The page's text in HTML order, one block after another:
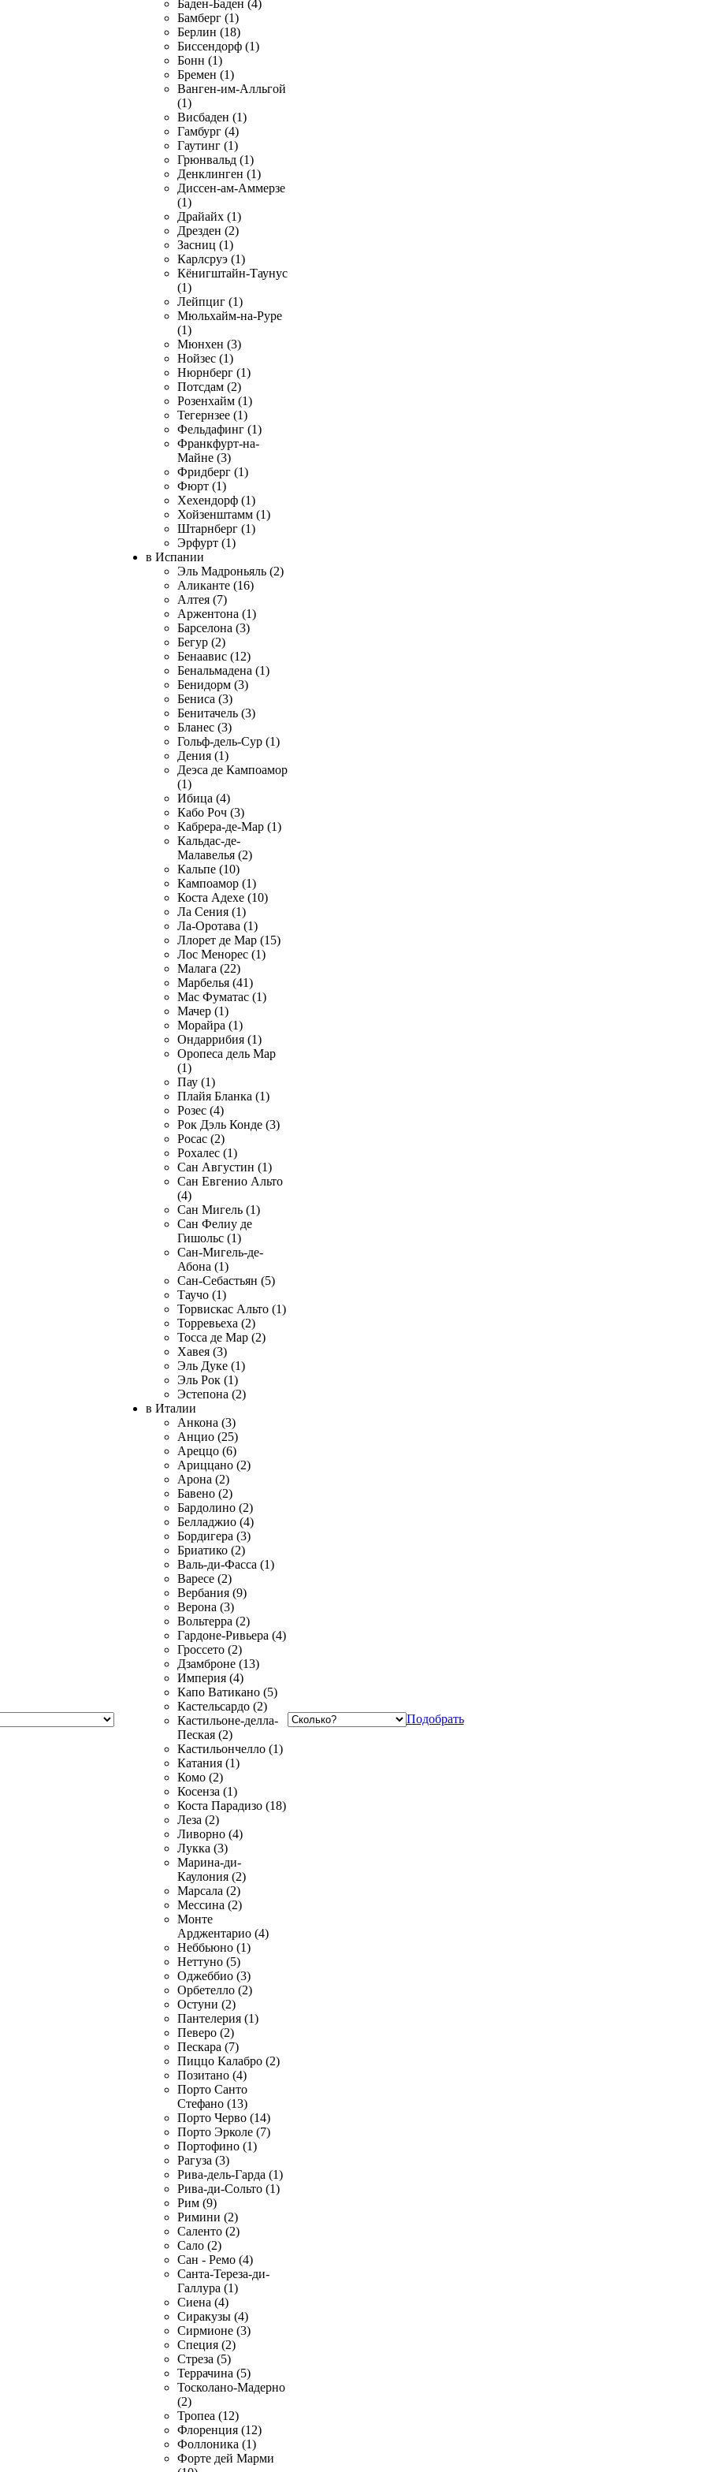
Баден-Баден (4)
Бамберг (1)
Берлин (18)
Биссендорф (1)
Бонн (1)
Бремен (1)
Ванген-им-Алльгой
(1)
Висбаден (1)
Гамбург (4)
Гаутинг (1)
Грюнвальд (1)
Денклинген (1)
Диссен-ам-Аммерзе
(1)
Драйайх (1)
Дрезден (2)
Засниц (1)
Карлсруэ (1)
Кёнигштайн-Таунус
(1)
Лейпциг (1)
Мюльхайм-на-Руре
(1)
Мюнхен (3)
Нойзес (1)
Нюрнберг (1)
Потсдам (2)
Розенхайм (1)
Тегернзее (1)
Фельдафинг (1)
Франкфурт-на-
Майне (3)
Фридберг (1)
Фюрт (1)
Хехендорф (1)
Хойзенштамм (1)
Штарнберг (1)
Эрфурт (1)
в Испании
Эль Мадроньяль (2)
Аликанте (16)
Алтея (7)
Аржентона (1)
Барселона (3)
Бегур (2)
Бенаавис (12)
Бенальмадена (1)
Бенидорм (3)
Бениса (3)
Бенитачель (3)
Бланес (3)
Гольф-дель-Сур (1)
Дения (1)
Деэса де Кампоамор
(1)
Ибица (4)
Кабо Роч (3)
Кабрера-де-Мар (1)
Кальдас-де-
Малавелья (2)
Кальпе (10)
Кампоамор (1)
Коста Адехе (10)
Ла Сения (1)
Ла-Оротава (1)
Ллорет де Мар (15)
Лос Менорес (1)
Малага (22)
Марбелья (41)
Мас Фуматас (1)
Мачер (1)
Морайра (1)
Ондаррибия (1)
Оропеса дель Мар
(1)
Пау (1)
Плайя Бланка (1)
Розес (4)
Рок Дэль Конде (3)
Росас (2)
Рохалес (1)
Сан Августин (1)
Сан Евгенио Альто
(4)
Сан Мигель (1)
Сан Фелиу де
Гишольс (1)
Сан-Мигель-де-
Абона (1)
Сан-Себастьян (5)
Таучо (1)
Торвискас Альто (1)
Торревьеха (2)
Тосса де Мар (2)
Хавея (3)
Эль Дуке (1)
Эль Рок (1)
Эстепона (2)
в Италии
Анкона (3)
Анцио (25)
Ареццо (6)
Ариццано (2)
Арона (2)
Бавено (2)
Бардолино (2)
Белладжио (4)
Бордигера (3)
Бриатико (2)
Валь-ди-Фасса (1)
Варесе (2)
Вербания (9)
Верона (3)
Вольтерра (2)
Гардоне-Ривьера (4)
Гроссето (2)
Дзамброне (13)
Империя (4)
Капо Ватикано (5)
Кастельсардо (2)
Кастильоне-делла-
Пеская (2)
Кастильончелло (1)
Катания (1)
Комо (2)
Косенза (1)
Коста Парадизо (18)
Леза (2)
Ливорно (4)
Лукка (3)
Марина-ди-
Каулония (2)
Марсала (2)
Мессина (2)
Монте
Арджентарио (4)
Неббьюно (1)
Неттуно (5)
Оджеббио (3)
Орбетелло (2)
Остуни (2)
Пантелерия (1)
Певеро (2)
Пескара (7)
Пиццо Калабро (2)
Позитано (4)
Порто Санто
Стефано (13)
Порто Черво (14)
Порто Эрколе (7)
Портофино (1)
Рагуза (3)
Рива-дель-Гарда (1)
Рива-ди-Сольто (1)
Рим (9)
Римини (2)
Саленто (2)
Сало (2)
Сан - Ремо (4)
Санта-Тереза-ди-
Галлура (1)
Сиена (4)
Сиракузы (4)
Сирмионе (3)
Специя (2)
Стреза (5)
Террачина (5)
Тосколано-Мадерно
(2)
Тропеа (12)
Флоренция (12)
Фоллоника (1)
Форте дей Марми
Подобрать